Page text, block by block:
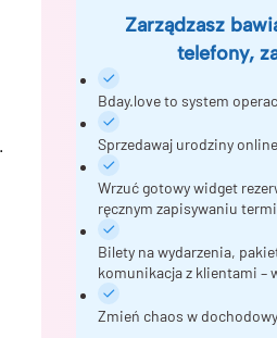
Zarządzasz
telefony,
Bday.love to system
Sprzedawaj urodziny
Wrzuć gotowy widget
ręcznym zapisywaniu
Bilety na wydarzenia,
komunikacja z klientami –
Zmień chaos w